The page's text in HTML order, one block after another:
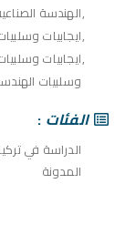
الهندسة
ايجابيات
ايجابيات
وسلبيات
الفئات
الدراسة في تركيا
المدونة